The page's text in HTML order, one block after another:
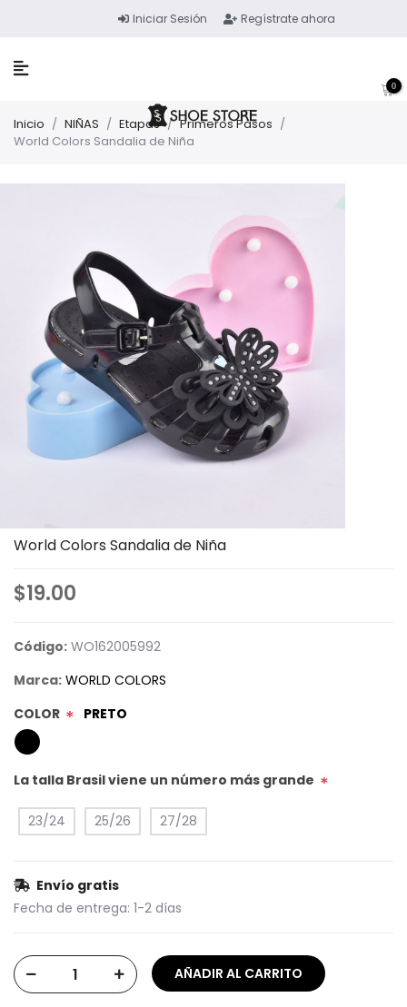
Iniciar Sesión Regístrate ahora
0
Inicio / NIÑAS / Etapas / Primeros Pasos /
World Colors Sandalia de Niña
World Colors Sandalia de Niña
$19.00
Código: WO162005992
Marca: WORLD COLORS
COLOR * PRETO
La talla Brasil viene un número más grande *
23/24 25/26 27/28
Envío gratis
Fecha de entrega: 1-2 días